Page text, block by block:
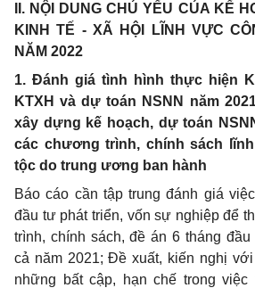
II. NỘI DUNG CHỦ YẾU CỦA KẾ
KINH TẾ - XÃ HỘI LĨNH VỰC
NĂM 2022
1. Đánh giá tình hình thực hiện
KTXH và dự toán NSNN năm
xây dựng kế hoạch, dự toán
các chương trình, chính sách
tộc do trung ương ban hành
Báo cáo cần tập trung đánh giá
đầu tư phát triển, vốn sự nghiệp để
trình, chính sách, đề án 6 tháng
cả năm 2021; Đề xuất, kiến nghị
những bất cập, hạn chế trong việc